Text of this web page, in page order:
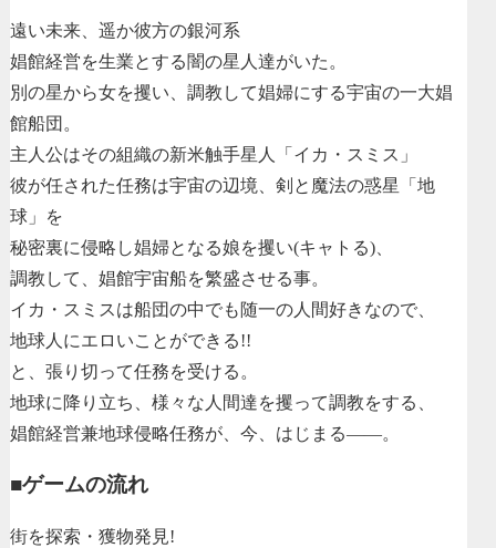
遠い未来、遥か彼方の銀河系
娼館経営を生業とする闇の星人達がいた。
別の星から女を攫い、調教して娼婦にする宇宙の一大娼
館船団。
主人公はその組織の新米触手星人「イカ・スミス」
彼が任された任務は宇宙の辺境、剣と魔法の惑星「地
球」を
秘密裏に侵略し娼婦となる娘を攫い(キャトる)、
調教して、娼館宇宙船を繁盛させる事。
イカ・スミスは船団の中でも随一の人間好きなので、
地球人にエロいことができる!!
と、張り切って任務を受ける。
地球に降り立ち、様々な人間達を攫って調教をする、
娼館経営兼地球侵略任務が、今、はじまる――。
■ゲームの流れ
街を探索・獲物発見!